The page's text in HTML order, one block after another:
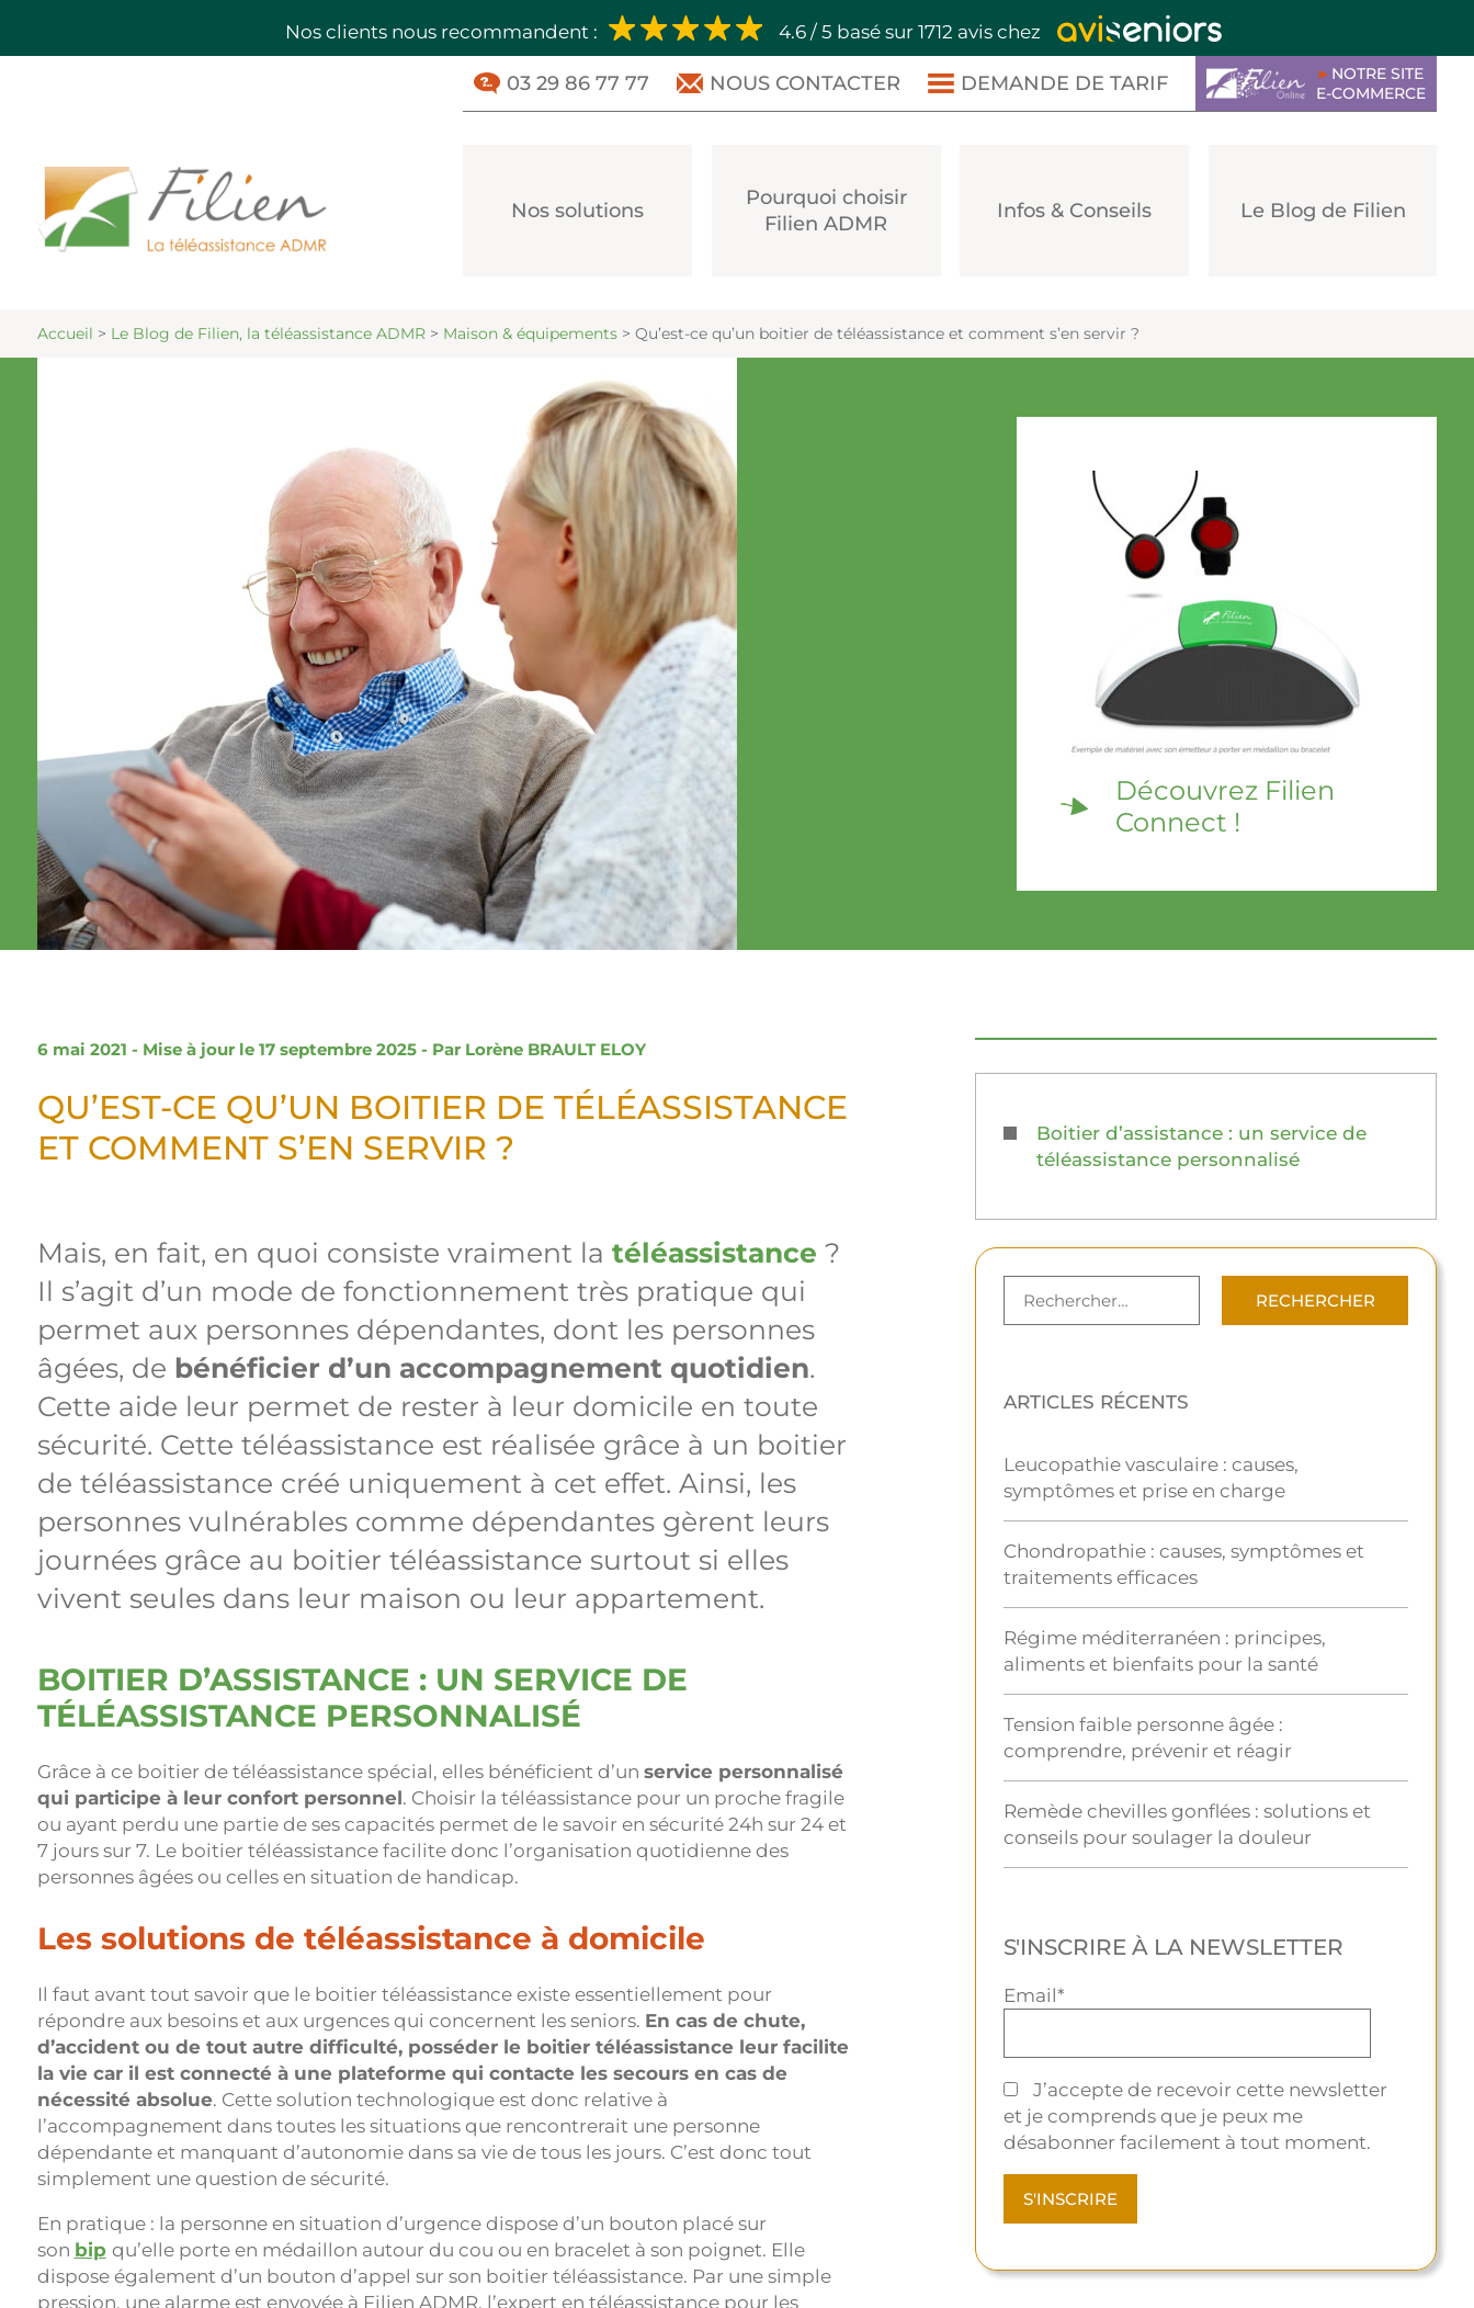
Nos clients nous recommandent : 4.6 / 5 basé sur 1712 avis chez
03 29 86 77 77 NOUS CONTACTER DEMANDE DE TARIF ► NOTRE SITE
E-COMMERCE
Nos solutions
Pourquoi choisir
Filien ADMR
Infos & Conseils Le Blog de Filien
Accueil > Le Blog de Filien, la téléassistance ADMR> Maison & équipements> Qu’est-ce qu’un boitier de téléassistance et comment s’en servir ?
Découvrez Filien
Connect !
6 mai 2021 - Mise à jour le 17 septembre 2025 - Par Lorène BRAULT ELOY
QU’EST-CE QU’UN BOITIER DE TÉLÉASSISTANCE
ET COMMENT S’EN SERVIR ?
Mais, en fait, en quoi consiste vraiment la téléassistance ?
Il s’agit d’un mode de fonctionnement très pratique qui
permet aux personnes dépendantes, dont les personnes
âgées, de bénéficier d’un accompagnement quotidien.
Cette aide leur permet de rester à leur domicile en toute
sécurité. Cette téléassistance est réalisée grâce à un boitier
de téléassistance créé uniquement à cet effet. Ainsi, les
personnes vulnérables comme dépendantes gèrent leurs
journées grâce au boitier téléassistance surtout si elles
vivent seules dans leur maison ou leur appartement.
BOITIER D’ASSISTANCE : UN SERVICE DE
TÉLÉASSISTANCE PERSONNALISÉ
Grâce à ce boitier de téléassistance spécial, elles bénéficient d’un service personnalisé
qui participe à leur confort personnel. Choisir la téléassistance pour un proche fragile
ou ayant perdu une partie de ses capacités permet de le savoir en sécurité 24h sur 24 et
7 jours sur 7. Le boitier téléassistance facilite donc l’organisation quotidienne des
personnes âgées ou celles en situation de handicap.
Les solutions de téléassistance à domicile
Il faut avant tout savoir que le boitier téléassistance existe essentiellement pour
répondre aux besoins et aux urgences qui concernent les seniors. En cas de chute,
d’accident ou de tout autre difficulté, posséder le boitier téléassistance leur facilite
la vie car il est connecté à une plateforme qui contacte les secours en cas de
nécessité absolue. Cette solution technologique est donc relative à
l’accompagnement dans toutes les situations que rencontrerait une personne
dépendante et manquant d’autonomie dans sa vie de tous les jours. C’est donc tout
simplement une question de sécurité.
En pratique : la personne en situation d’urgence dispose d’un bouton placé sur
son bip qu’elle porte en médaillon autour du cou ou en bracelet à son poignet. Elle
dispose également d’un bouton d’appel sur son boitier téléassistance. Par une simple
pression, une alarme est envoyée à Filien ADMR, l’expert en téléassistance pour les
Boitier d’assistance : un service de
téléassistance personnalisé
ARTICLES RÉCENTS
Leucopathie vasculaire : causes,
symptômes et prise en charge
Chondropathie : causes, symptômes et
traitements efficaces
Régime méditerranéen : principes,
aliments et bienfaits pour la santé
Tension faible personne âgée :
comprendre, prévenir et réagir
Remède chevilles gonflées : solutions et
conseils pour soulager la douleur
S'INSCRIRE À LA NEWSLETTER
Email*
J’accepte de recevoir cette newsletter
et je comprends que je peux me
désabonner facilement à tout moment.